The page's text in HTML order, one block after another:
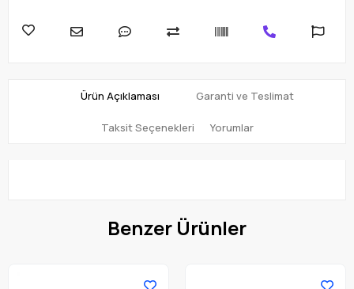
Ürün Açıklaması Garanti ve Teslimat
Taksit Seçenekleri Yorumlar
Benzer Ürünler